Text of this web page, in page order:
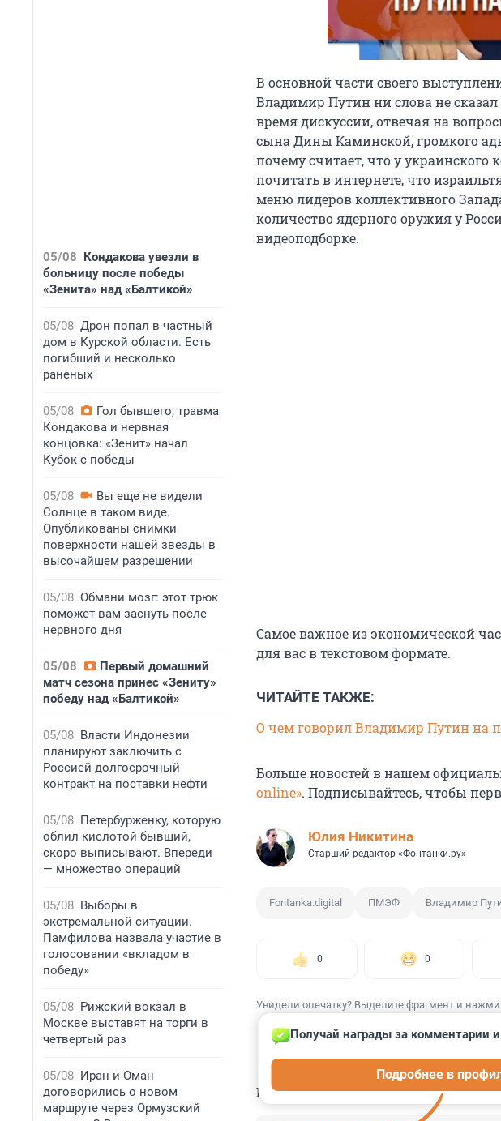
05/08 Кондакова увезли в
больницу после победы
«Зенита» над «Балтикой»
05/08 Дрон попал в частный
дом в Курской области. Есть
погибший и несколько
раненых
05/08
Гол бывшего, травма
Кондакова и нервная
концовка: «Зенит» начал
Кубок с победы
05/08
Вы еще не видели
Солнце в таком виде.
Опубликованы снимки
поверхности нашей звезды в
высочайшем разрешении
05/08 Обмани мозг: этот трюк
поможет вам заснуть после
нервного дня
05/08
Первый домашний
матч сезона принес «Зениту»
победу над «Балтикой»
05/08 Власти Индонезии
планируют заключить с
Россией долгосрочный
контракт на поставки нефти
05/08 Петербурженку, которую
облил кислотой бывший,
скоро выписывают. Впереди
— множество операций
05/08 Выборы в
экстремальной ситуации.
Памфилова назвала участие в
голосовании «вкладом в
победу»
05/08 Рижский вокзал в
Москве выставят на торги в
четвертый раз
05/08 Иран и Оман
договорились о новом
маршруте через Ормузский
В основной части своего
Владимир Путин ни слова не
время дискуссии, отвечая на
сына Дины Каминской, громкого
почему считает, что у
почитать в интернете, что
меню лидеров коллективного
количество ядерного оружия у
видеоподборке.
Самое важное из экономической
для вас в текстовом формате.
ЧИТАЙТЕ ТАКЖЕ:
О чем говорил Владимир Путин на
Больше новостей в нашем
online». Подписывайтесь, чтобы
Юлия Никитина
Старший редактор «Фонтанки.ру»
Fontanka.digital ПМЭФ Владимир
0 0
Увидели опечатку? Выделите фрагмент и
КОММЕНТАРИИ 171
Получай награды за комментарии
Подробнее в